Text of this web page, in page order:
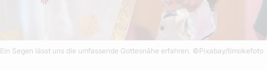
Ein Segen lässt uns die umfassende Gottesnähe erfahren. ©Pixabay/timokefoto